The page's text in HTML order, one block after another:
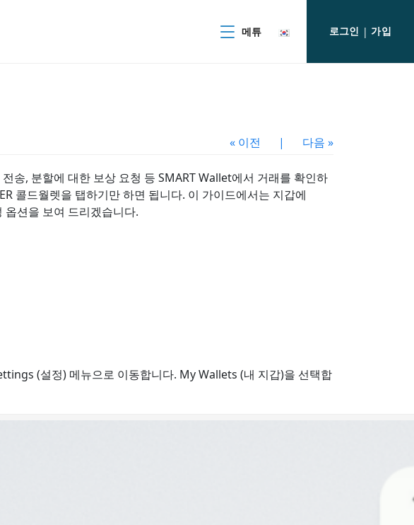
메튜 로그인 | 가입
« 이전 | 다음 »
송, 분할에 대한 보상 요청 등 SMART Wallet에서 거래를 확인하
콜드월렛을 탭하기만 하면 됩니다. 이 가이드에서는 지갑에
옵션을 보여 드리겠습니다.
(설정) 메뉴으로 이동합니다. My Wallets (내 지갑)을 선택합